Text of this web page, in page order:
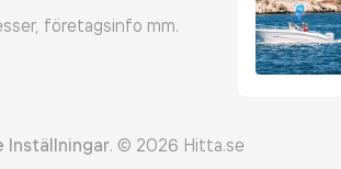
företagsinfo mm.
Inställningar. © 2026 Hitta.se